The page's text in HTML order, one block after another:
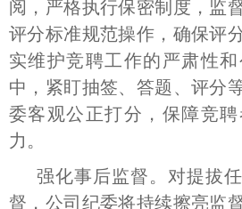
阅，严格执行保密制度，监
评分标准规范操作，确保评
实维护竞聘工作的严肃性
中，紧盯抽签、答题、评分
委客观公正打分，保障竞
力。
强化事后监督。对提拔
督，公司纪委将持续擦亮监